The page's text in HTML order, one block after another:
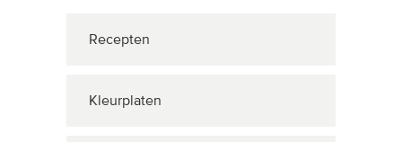
Recepten
Kleurplaten